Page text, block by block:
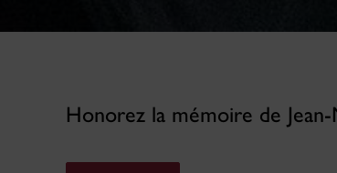
Honorez la mémoire de